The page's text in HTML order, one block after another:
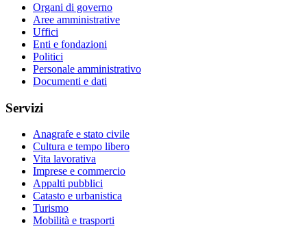
Organi di governo
Aree amministrative
Uffici
Enti e fondazioni
Politici
Personale amministrativo
Documenti e dati
Servizi
Anagrafe e stato civile
Cultura e tempo libero
Vita lavorativa
Imprese e commercio
Appalti pubblici
Catasto e urbanistica
Turismo
Mobilità e trasporti